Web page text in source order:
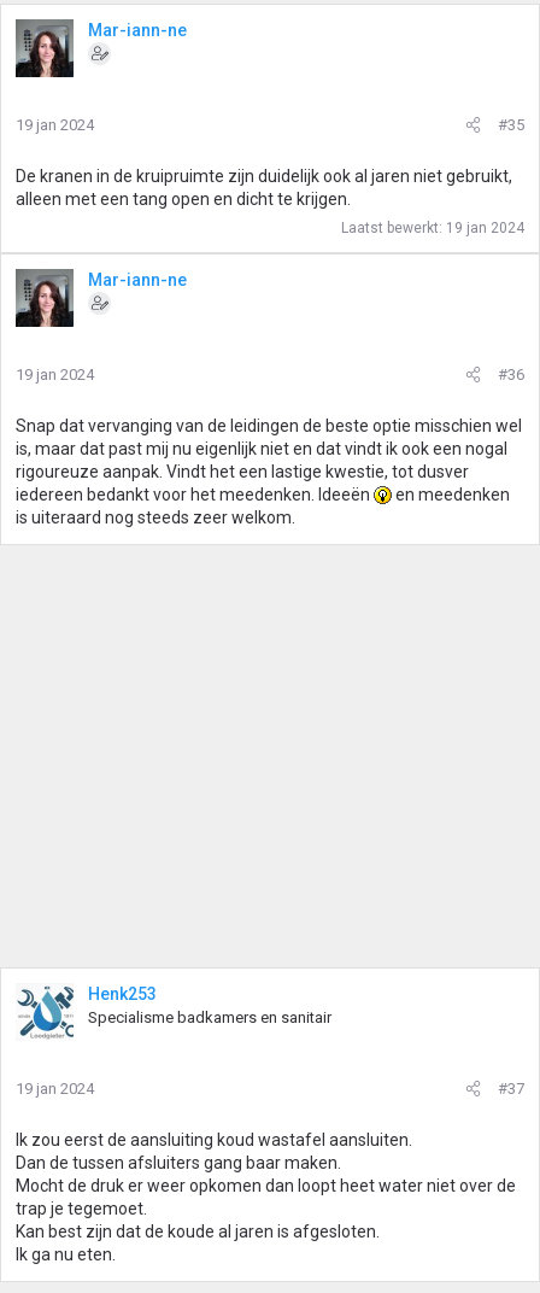
Mar-iann-ne
19 jan 2024 #35
De kranen in de kruipruimte zijn duidelijk ook al jaren niet gebruikt,
alleen met een tang open en dicht te krijgen.
Laatst bewerkt: 19 jan 2024
Mar-iann-ne
19 jan 2024 #36
Snap dat vervanging van de leidingen de beste optie misschien wel
is, maar dat past mij nu eigenlijk niet en dat vindt ik ook een nogal
rigoureuze aanpak. Vindt het een lastige kwestie, tot dusver
iedereen bedankt voor het meedenken. Ideeën
en meedenken
is uiteraard nog steeds zeer welkom.
Henk253
Specialisme badkamers en sanitair
19 jan 2024 #37
Ik zou eerst de aansluiting koud wastafel aansluiten.
Dan de tussen afsluiters gang baar maken.
Mocht de druk er weer opkomen dan loopt heet water niet over de
trap je tegemoet.
Kan best zijn dat de koude al jaren is afgesloten.
Ik ga nu eten.